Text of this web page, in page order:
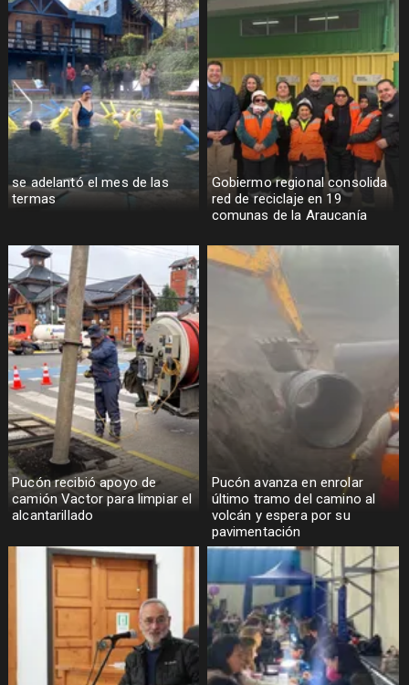
se adelantó el mes de las
termas
Gobiermo regional consolida
red de reciclaje en 19
comunas de la Araucanía
Pucón recibió apoyo de
camión Vactor para limpiar el
alcantarillado
Pucón avanza en enrolar
último tramo del camino al
volcán y espera por su
pavimentación